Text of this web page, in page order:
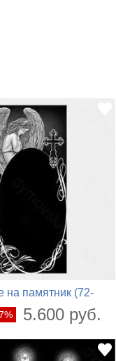
памятник (72-
5.600 руб.